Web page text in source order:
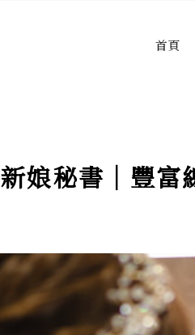
首頁
新娘秘書│豐富